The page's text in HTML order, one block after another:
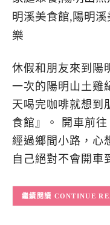
休假和朋友來到陽
一次的陽明山土雞
天喝完咖啡就想到
食館』。 開車前
經過鄉間小路，心
自己絕對不會開
CONTINUE